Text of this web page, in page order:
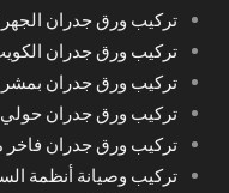
تركيب ورق جدران
تركيب ورق جدران
تركيب ورق جدران
تركيب ورق جدران حولي
تركيب ورق جدران فاخر
تركيب وصيانة أنظمة